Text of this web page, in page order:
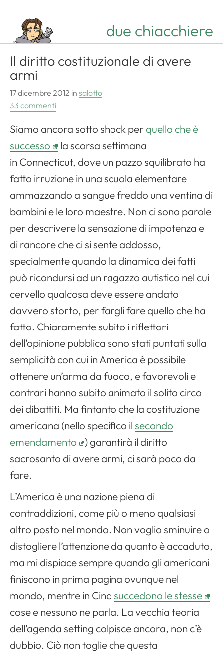
due chiacchiere
Il diritto costituzionale di avere
armi
17 dicembre 2012 in salotto
33 commenti
Siamo ancora sotto shock per quello che è
successo
la scorsa settimana
in Connecticut, dove un pazzo squilibrato ha
fatto irruzione in una scuola elementare
ammazzando a sangue freddo una ventina di
bambini e le loro maestre. Non ci sono parole
per descrivere la sensazione di impotenza e
di rancore che ci si sente addosso,
specialmente quando la dinamica dei fatti
può ricondursi ad un ragazzo autistico nel cui
cervello qualcosa deve essere andato
davvero storto, per fargli fare quello che ha
fatto. Chiaramente subito i riflettori
dell’opinione pubblica sono stati puntati sulla
semplicità con cui in America è possibile
ottenere un’arma da fuoco, e favorevoli e
contrari hanno subito animato il solito circo
dei dibattiti. Ma fintanto che la costituzione
americana (nello specifico ilsecondo
emendamento
) garantirà il diritto
sacrosanto di avere armi, ci sarà poco da
fare.
L’America è una nazione piena di
contraddizioni, come più o meno qualsiasi
altro posto nel mondo. Non voglio sminuire o
distogliere l’attenzione da quanto è accaduto,
ma mi dispiace sempre quando gli americani
finiscono in prima pagina ovunque nel
mondo, mentre in Cinasuccedono le stesse
cose e nessuno ne parla. La vecchia teoria
dell’agenda setting colpisce ancora, non c’è
dubbio. Ciò non toglie che questa